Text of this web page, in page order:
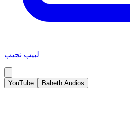
لبيب نجيب
YouTube Baheth Audios